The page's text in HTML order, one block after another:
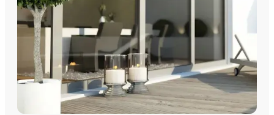
DÉCOUVRIR